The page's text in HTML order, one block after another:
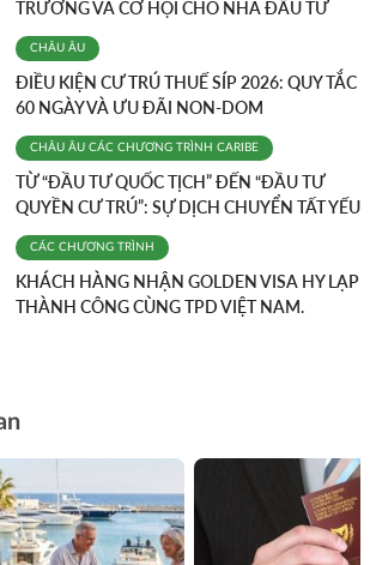
TRƯỜNG VÀ CƠ HỘI CHO NHÀ ĐẦU TƯ
CHÂU ÂU
ĐIỀU KIỆN CƯ TRÚ THUẾ SÍP 2026: QUY TẮC
60 NGÀY VÀ ƯU ĐÃI NON-DOM
CHÂU ÂU CÁC CHƯƠNG TRÌNH CARIBE
TỪ “ĐẦU TƯ QUỐC TỊCH” ĐẾN “ĐẦU TƯ
QUYỀN CƯ TRÚ”: SỰ DỊCH CHUYỂN TẤT YẾU
CÁC CHƯƠNG TRÌNH
KHÁCH HÀNG NHẬN GOLDEN VISA HY LẠP
THÀNH CÔNG CÙNG TPD VIỆT NAM.